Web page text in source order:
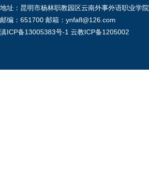
地址：昆明市杨林职教园区云南外事外语职业学院
邮编：651700 邮箱：ynfafl@126.com
滇ICP备13005383号-1 云教ICP备1205002